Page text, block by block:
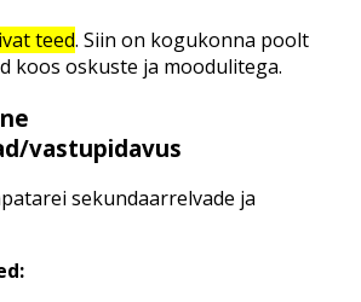
teed. Siin on kogukonna poolt
koos oskuste ja moodulitega.
vastupidavus
sekundaarrelvade ja